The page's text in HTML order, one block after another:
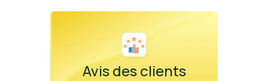
Avis des clients